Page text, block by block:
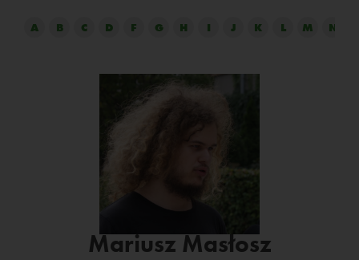
A B C D F G H I J K L M N
Mariusz Masłosz